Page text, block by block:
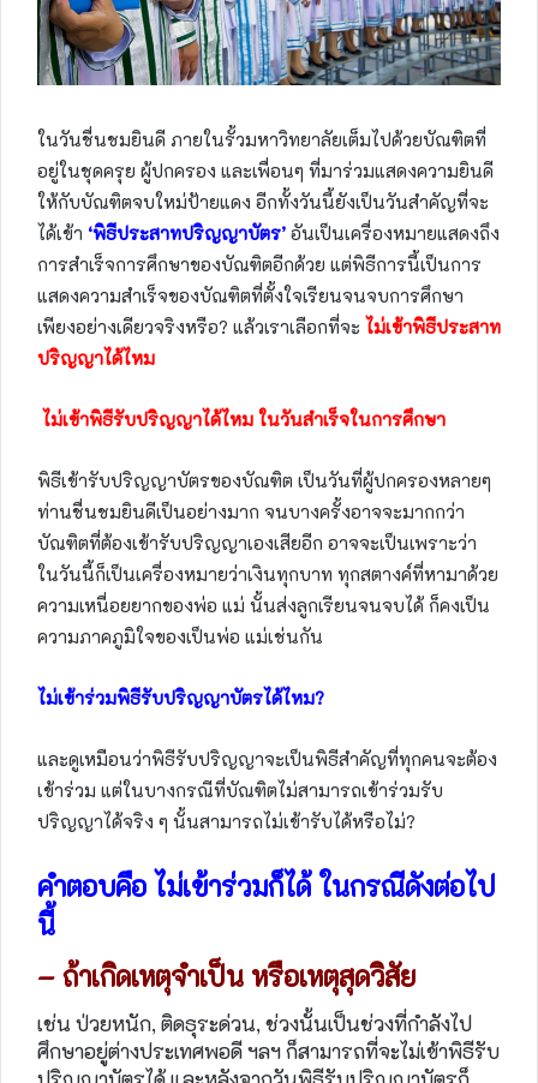
ในวันชื่นชมยินดี ภายในรั้วมหาวิทยาลัยเต็มไปด้วยบัณฑิตที่
อยู่ในชุดครุย ผู้ปกครอง และเพื่อนๆ ที่มาร่วมแสดงความยินดี
ให้กับบัณฑิตจบใหม่ป้ายแดง อีกทั้งวันนี้ยังเป็นวันสำคัญที่จะ
ได้เข้า ‘พิธีประสาทปริญญาบัตร’ อันเป็นเครื่องหมายแสดงถึง
การสำเร็จการศึกษาของบัณฑิตอีกด้วย แต่พิธีการนี้เป็นการ
แสดงความสำเร็จของบัณฑิตที่ตั้งใจเรียนจนจบการศึกษา
เพียงอย่างเดียวจริงหรือ? แล้วเราเลือกที่จะ ไม่เข้าพิธีประสาท
ปริญญาได้ไหม
ไม่เข้าพิธีรับปริญญาได้ไหม ในวันสำเร็จในการศึกษา
พิธีเข้ารับปริญญาบัตรของบัณฑิต เป็นวันที่ผู้ปกครองหลายๆ
ท่านชื่นชมยินดีเป็นอย่างมาก จนบางครั้งอาจจะมากกว่า
บัณฑิตที่ต้องเข้ารับปริญญาเองเสียอีก อาจจะเป็นเพราะว่า
ในวันนี้ก็เป็นเครื่องหมายว่าเงินทุกบาท ทุกสตางค์ที่หามาด้วย
ความเหนื่อยยากของพ่อ แม่ นั้นส่งลูกเรียนจนจบได้ ก็คงเป็น
ความภาคภูมิใจของเป็นพ่อ แม่เช่นกัน
ไม่เข้าร่วมพิธีรับปริญญาบัตรได้ไหม?
และดูเหมือนว่าพิธีรับปริญญาจะเป็นพิธีสำคัญที่ทุกคนจะต้อง
เข้าร่วม แต่ในบางกรณีที่บัณฑิตไม่สามารถเข้าร่วมรับ
ปริญญาได้จริง ๆ นั้นสามารถไม่เข้ารับได้หรือไม่?
คำตอบคือ ไม่เข้าร่วมก็ได้ ในกรณีดังต่อไป
นี้
– ถ้าเกิดเหตุจำเป็น หรือเหตุสุดวิสัย
เช่น ป่วยหนัก, ติดธุระด่วน, ช่วงนั้นเป็นช่วงที่กำลังไป
ศึกษาอยู่ต่างประเทศพอดี ฯลฯ ก็สามารถที่จะไม่เข้าพิธีรับ